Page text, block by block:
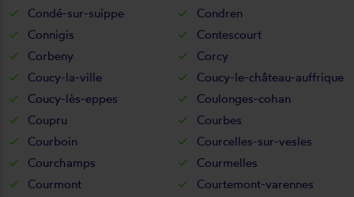
Condé-sur-suippe
Condren
Connigis
Contescourt
Corbeny
Corcy
Coucy-la-ville
Coucy-le-château-auffrique
Coucy-lès-eppes
Coulonges-cohan
Coupru
Courbes
Courboin
Courcelles-sur-vesles
Courchamps
Courmelles
Courmont
Courtemont-varennes